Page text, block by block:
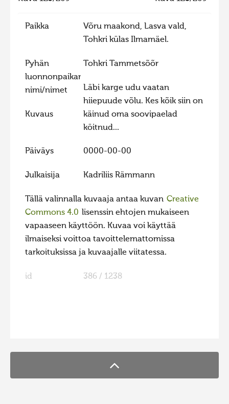
Liikkuvat kuvat 2022
Liikkuvat kuvat 2021
Hiite kuvavõistlus 2020
Liikkuvat kuvat 2020
Hiite kuvavõistlus 2019
Hiite kuvavõistlus 2017
Hiite kuvavõistlus 2016
Hiite kuvavõistlus 2013
Hiite kuvavõistlus 2012
Hiite kuvavõistlus 2010
Paikka
Võru maakond, Lasva vald,
Tohkri külas Ilmamäel.
Pyhän
luonnonpaikan
nimi/nimet
Tohkri Tammetsõõr
Kuvaus
Läbi karge udu vaatan
hiiepuude võlu. Kes kõik siin on
käinud oma soovipaelad
köitnud...
Päiväys 0000-00-00
Julkaisija Kadriliis Rämmann
Tällä valinnalla kuvaaja antaa kuvan Creative
Commons 4.0 lisenssin ehtojen mukaiseen
vapaaseen käyttöön. Kuvaa voi käyttää
ilmaiseksi voittoa tavoittelemattomissa
tarkoituksissa ja kuvaajalle viitatessa.
id 386 / 1238